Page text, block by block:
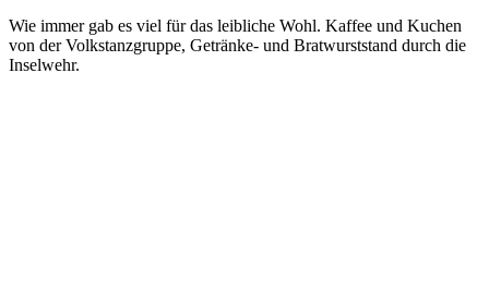
Wie immer gab es viel für das leibliche Wohl. Kaffee und Kuchen
von der Volkstanzgruppe, Getränke- und Bratwurststand durch die
Inselwehr.